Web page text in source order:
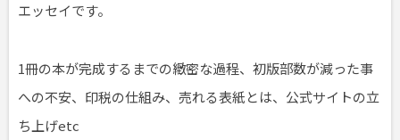
エッセイです。
1冊の本が完成するまでの緻密な過程、初版部数が減った事
への不安、印税の仕組み、売れる表紙とは、公式サイトの立
ち上げetc